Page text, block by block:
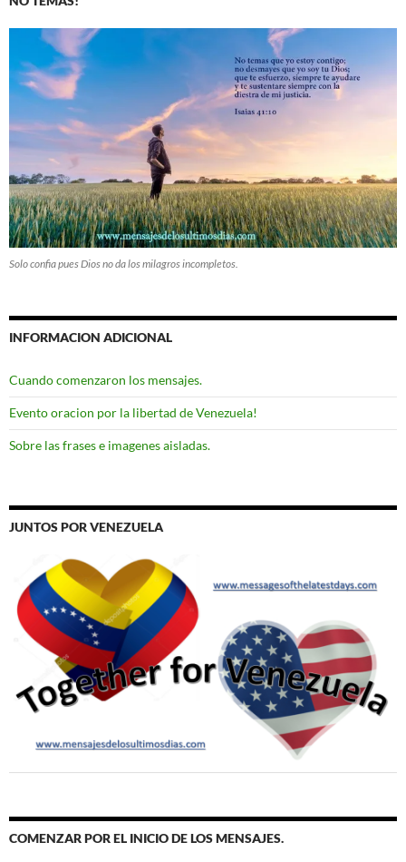
Solo confia pues Dios no da los milagros incompletos.
INFORMACION ADICIONAL
Cuando comenzaron los mensajes.
Evento oracion por la libertad de Venezuela!
Sobre las frases e imagenes aisladas.
JUNTOS POR VENEZUELA
COMENZAR POR EL INICIO DE LOS MENSAJES.